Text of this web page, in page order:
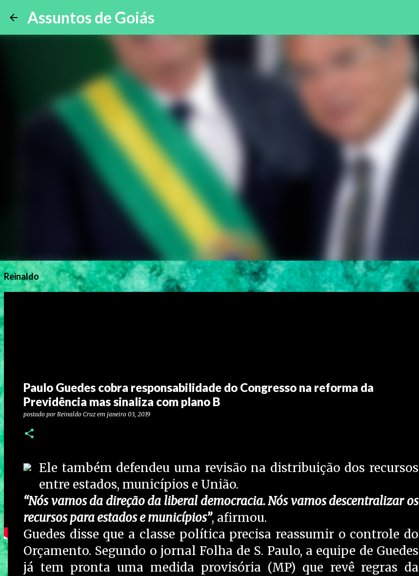
Assuntos de Goiás
Reinaldo
Paulo Guedes cobra responsabilidade do Congresso na reforma da
Previdência mas sinaliza com plano B
postado por Reinaldo Cruz em janeiro 03, 2019
Ele também defendeu uma revisão na distribuição dos recursos
entre estados, municípios e União.
“Nós vamos da direção da liberal democracia. Nós vamos descentralizar os
recursos para estados e municípios”, afirmou.
Guedes disse que a classe política precisa reassumir o controle do
Orçamento. Segundo o jornal Folha de S. Paulo, a equipe de Guedes
já tem pronta uma medida provisória (MP) que revê regras da